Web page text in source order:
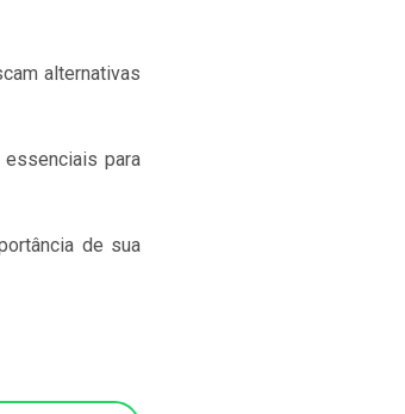
alternativas
para
de sua